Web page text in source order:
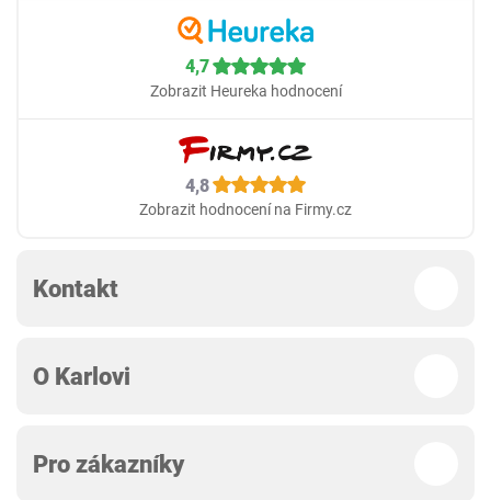
4,7
Zobrazit Heureka hodnocení
4,8
Zobrazit hodnocení na Firmy.cz
Kontakt
O Karlovi
Pro zákazníky